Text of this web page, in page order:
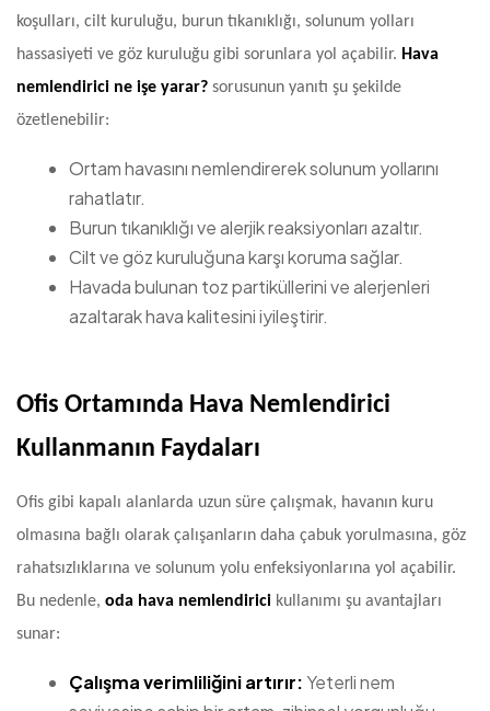
koşulları, cilt kuruluğu, burun tıkanıklığı, solunum yolları
hassasiyeti ve göz kuruluğu gibi sorunlara yol açabilir. Hava
nemlendirici ne işe yarar? sorusunun yanıtı şu şekilde
özetlenebilir:
Ortam havasını nemlendirerek solunum yollarını
rahatlatır.
Burun tıkanıklığı ve alerjik reaksiyonları azaltır.
Cilt ve göz kuruluğuna karşı koruma sağlar.
Havada bulunan toz partiküllerini ve alerjenleri
azaltarak hava kalitesini iyileştirir.
Ofis Ortamında Hava Nemlendirici
Kullanmanın Faydaları
Ofis gibi kapalı alanlarda uzun süre çalışmak, havanın kuru
olmasına bağlı olarak çalışanların daha çabuk yorulmasına, göz
rahatsızlıklarına ve solunum yolu enfeksiyonlarına yol açabilir.
Bu nedenle, oda hava nemlendirici kullanımı şu avantajları
sunar:
Çalışma verimliliğini artırır: Yeterli nem